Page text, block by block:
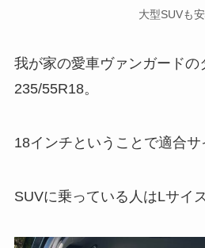
大型SUVも
我が家の愛車ヴァンガードの
235/55R18。
18インチということで適合サ
SUVに乗っている人はLサイ